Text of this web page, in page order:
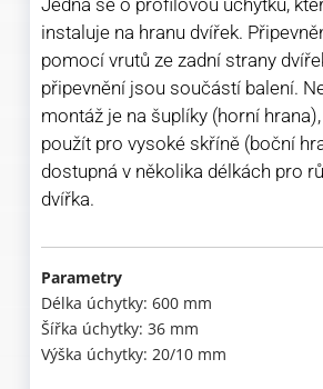
Jedná se o profilovou úchytku,
instaluje na hranu dvířek.
pomocí vrutů ze zadní strany
připevnění jsou součástí balení.
montáž je na šuplíky (horní
použít pro vysoké skříně (boční
dostupná v několika délkách pro
dvířka.
Parametry
Délka úchytky: 600 mm
Šířka úchytky: 36 mm
Výška úchytky: 20/10 mm